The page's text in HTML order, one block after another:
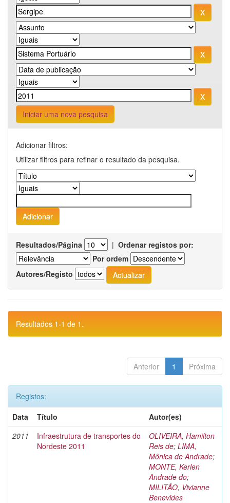
Iniciar uma nova pesquisa
Adicionar filtros:
Utilizar filtros para refinar o resultado da pesquisa.
Resultados/Página | Ordenar registos por:
Por ordem
Autores/Registo
Resultados 1-1 de 1.
Anterior 1 Próxima
Registos:
Data
Título
Autor(es)
2011
Infraestrutura de transportes do
Nordeste 2011
OLIVEIRA, Hamilton
Reis de; LIMA,
Mônica de Andrade;
MONTE, Kerlen
Andrade do;
MILITÃO, Vivianne
Benevides